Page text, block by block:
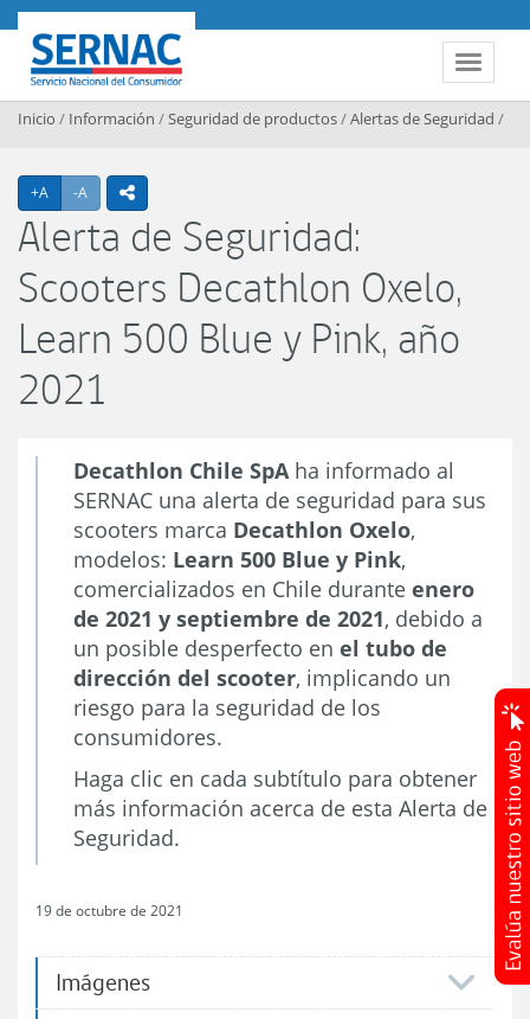
Contenido principal
Toggle
SERNAC
Inicio / Información /Seguridad de productos/Alertas de Seguridad /
+A Agrandar texto
-A Achicar textoicono compartir
Alerta de Seguridad:
Scooters Decathlon Oxelo,
Learn 500 Blue y Pink, año
2021
Decathlon Chile SpA ha informado al
SERNAC una alerta de seguridad para sus
scooters marca Decathlon Oxelo,
modelos: Learn 500 Blue y Pink,
comercializados en Chile durante enero
de 2021 y septiembre de 2021, debido a
un posible desperfecto en el tubo de
dirección del scooter, implicando un
riesgo para la seguridad de los
consumidores.
Haga clic en cada subtítulo para obtener
más información acerca de esta Alerta de
Seguridad.
19 de octubre de 2021
Imágenes